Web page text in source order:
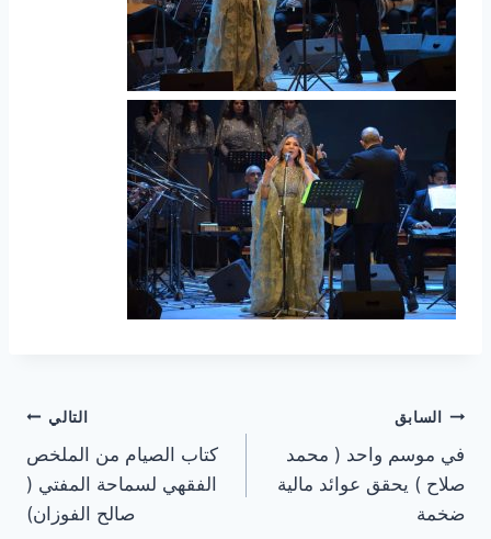
تصفّح
المقالات
السابق
في موسم واحد ( محمد
صلاح ) يحقق عوائد مالية
ضخمة
التالي
كتاب الصيام من الملخص
الفقهي لسماحة المفتي (
صالح الفوزان)